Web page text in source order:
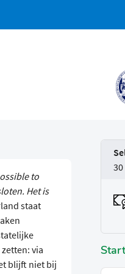
to
Het is
staat
via
blijft niet bij
30